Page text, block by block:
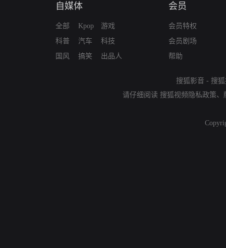
自媒体
全部
科普
国风
Kpop
汽车
搞笑
游戏
科技
出品人
会员
会员特权
会员剧场
帮助
搜狐影音 - 搜
请仔细阅读 搜狐视频隐私政策、